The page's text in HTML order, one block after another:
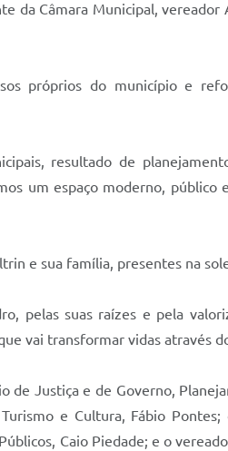
da Câmara Municipal,
próprios do município e
resultado de
um espaço moderno, público
e sua família, presentes na
pelas suas raízes e pela
vai transformar vidas através
Justiça e de Governo,
e Cultura, Fábio
Caio Piedade; e o